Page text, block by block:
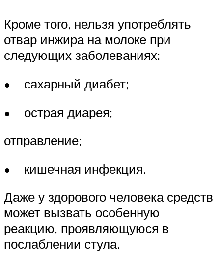
Кроме того, нельзя употреблять
отвар инжира на молоке при
следующих заболеваниях:
• сахарный диабет;
• острая диарея;
отправление;
• кишечная инфекция.
Даже у здорового человека средств
может вызвать особенную
реакцию, проявляющуюся в
послаблении стула.